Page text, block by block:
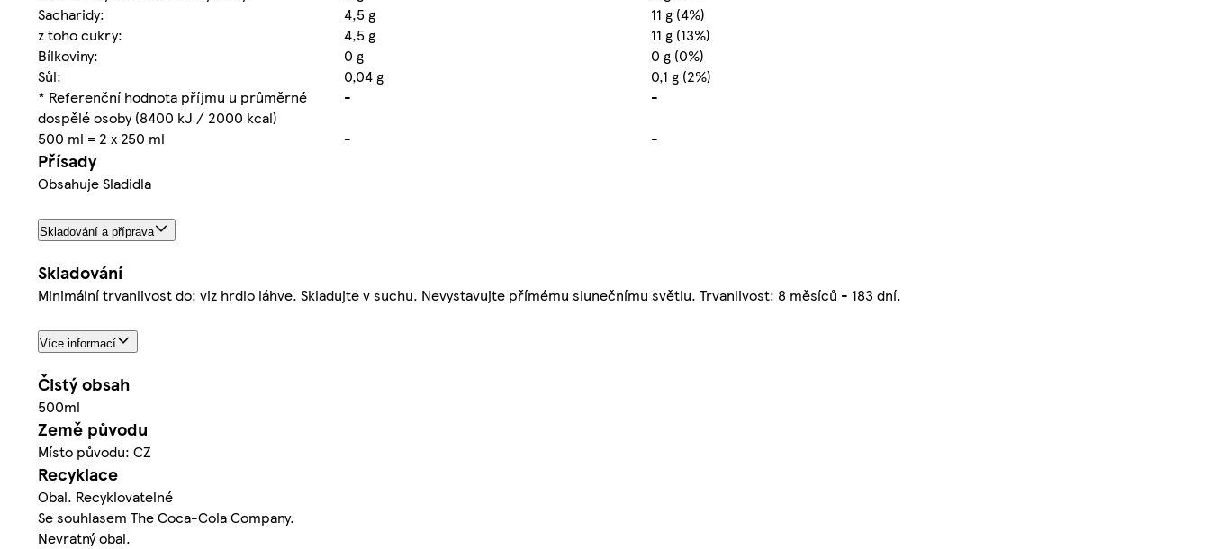
Sacharidy:
4,5 g
11 g (4%)
z toho cukry:
4,5 g
11 g (13%)
Bílkoviny:
0 g
0 g (0%)
Sůl:
0,04 g
0,1 g (2%)
* Referenční hodnota příjmu u průměrné
dospělé osoby (8400 kJ / 2000 kcal)
-
-
500 ml = 2 x 250 ml
- -
Přísady
Obsahuje Sladidla
Skladování a příprava
Skladování
Minimální trvanlivost do: viz hrdlo láhve. Skladujte v suchu. Nevystavujte přímému slunečnímu světlu. Trvanlivost: 8 měsíců - 183 dní.
Více informací
Čistý obsah
500ml
Země původu
Místo původu: CZ
Recyklace
Obal. Recyklovatelné
Se souhlasem The Coca-Cola Company.
Nevratný obal.